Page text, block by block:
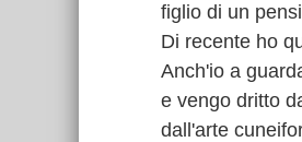
figlio di un
Di recente ho
Anch'io a
e vengo dritto
dall'arte